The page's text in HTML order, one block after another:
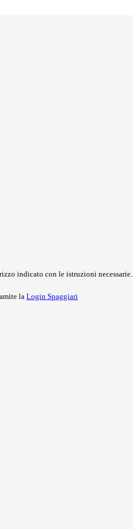
indicato con le istruzioni necessarie.
la Login Spaggiari